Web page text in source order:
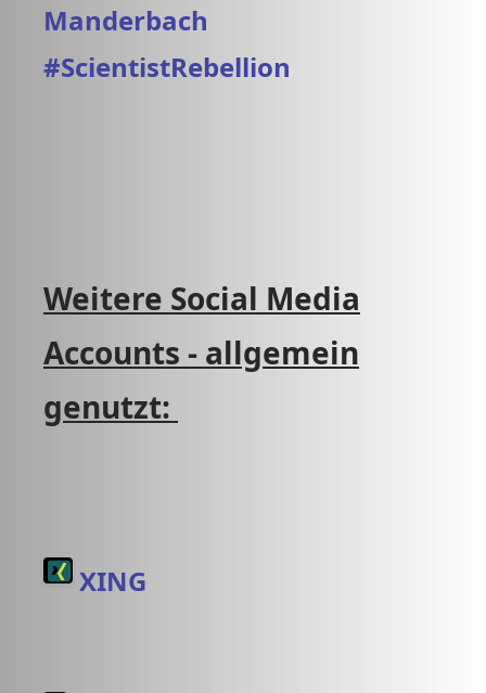
Manderbach
#ScientistRebellion
Weitere Social Media
Accounts - allgemein
genutzt:
XING